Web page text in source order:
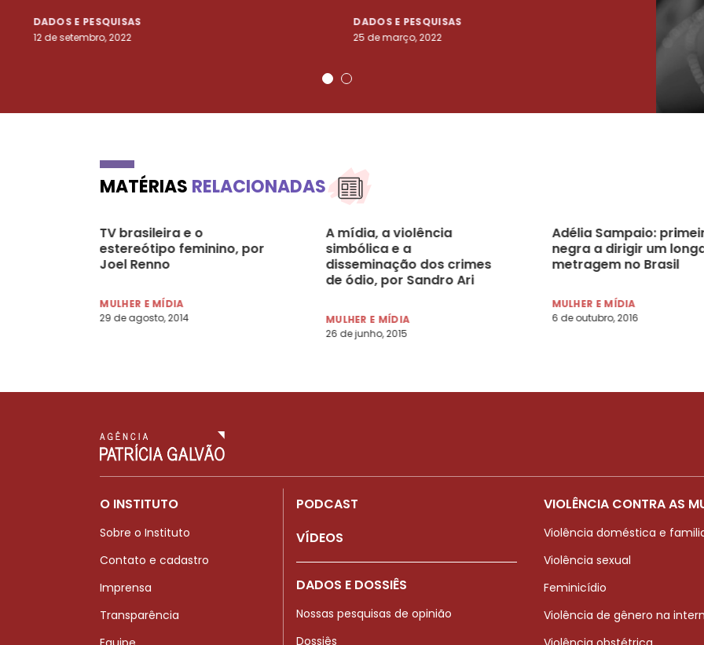
DADOS E PESQUISAS
12 de setembro, 2022
DADOS E PESQUISAS
25 de março, 2022
23
MATÉRIAS RELACIONADAS
TV brasileira e o
estereótipo feminino, por
Joel Renno
MULHER E MÍDIA
29 de agosto, 2014
A mídia, a violência
simbólica e a
disseminação dos crimes
de ódio, por Sandro Ari
MULHER E MÍDIA
26 de junho, 2015
Adélia Sampaio:
negra a dirigir um
metragem no Brasil
MULHER E MÍDIA
6 de outubro, 2016
O INSTITUTO
Sobre o Instituto
Contato e cadastro
Imprensa
Transparência
PODCAST
VÍDEOS
DADOS E DOSSIÊS
Nossas pesquisas de opinião
Dossiês
VIOLÊNCIA CONTRA AS
Violência doméstica e
Violência sexual
Feminicídio
Violência de gênero na